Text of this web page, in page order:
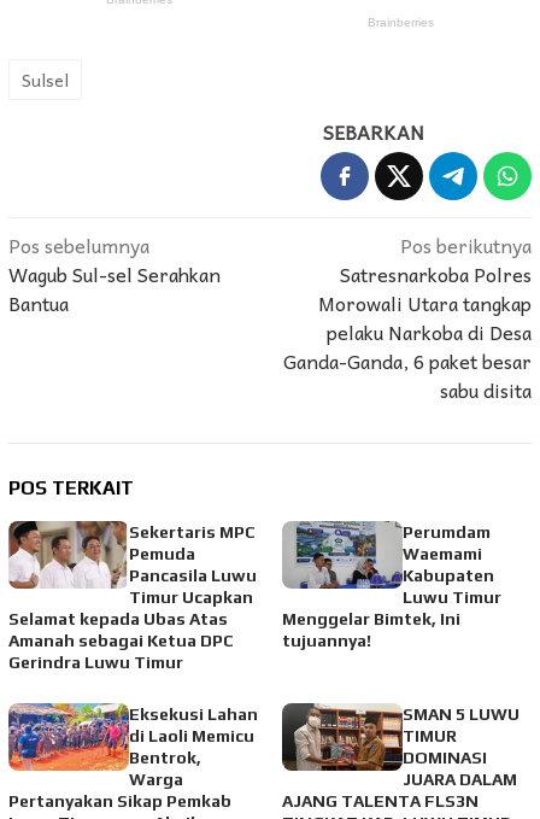
Sulsel
SEBARKAN
Navigasi
pos
Pos sebelumnya
Wagub Sul-sel Serahkan
Bantua
Pos berikutnya
Satresnarkoba Polres
Morowali Utara tangkap
pelaku Narkoba di Desa
Ganda-Ganda, 6 paket besar
sabu disita
POS TERKAIT
Sekertaris MPC
Pemuda
Pancasila Luwu
Timur Ucapkan
Selamat kepada Ubas Atas
Amanah sebagai Ketua DPC
Gerindra Luwu Timur
Perumdam
Waemami
Kabupaten
Luwu Timur
Menggelar Bimtek, Ini
tujuannya!
Eksekusi Lahan
di Laoli Memicu
Bentrok,
Warga
Pertanyakan Sikap Pemkab
SMAN 5 LUWU
TIMUR
DOMINASI
JUARA DALAM
AJANG TALENTA FLS3N